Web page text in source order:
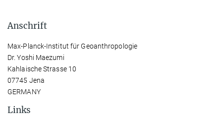
Anschrift
Max-Planck-Institut für Geoanthropologie
Dr. Yoshi Maezumi
Kahlaische Strasse 10
07745 Jena
GERMANY
Links